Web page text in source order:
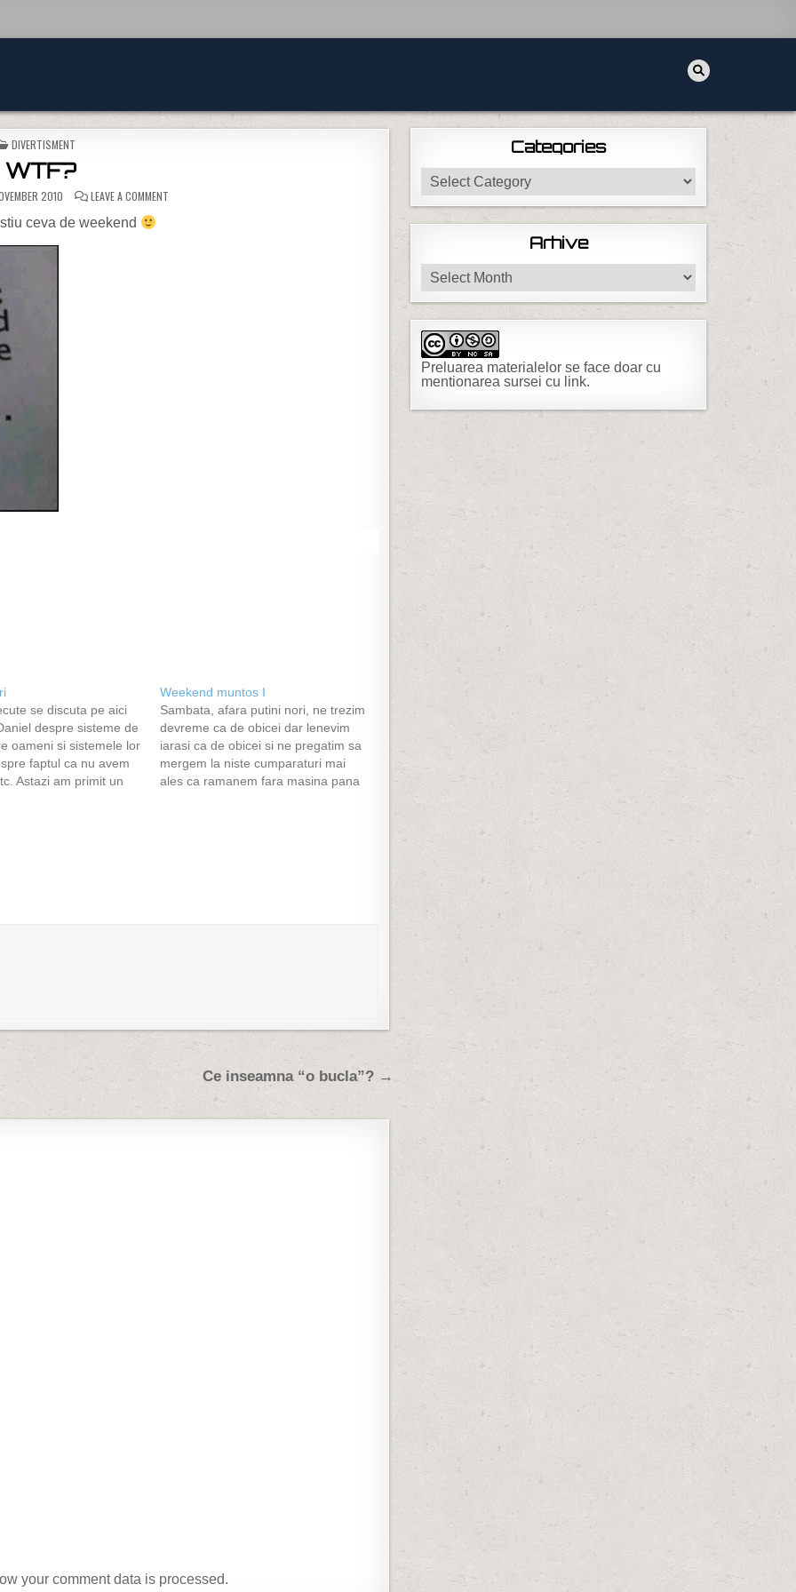
POSTED IN
DIVERTISMENT
WTF?
2010 LEAVE A COMMENTON WTF?
ceva de weekend
se discuta pe aici
despre sisteme de
oameni si sistemele lor
faptul ca nu avem
Astazi am primit un
Weekend muntos I
Sambata, afara putini nori, ne trezim
devreme ca de obicei dar lenevim
iarasi ca de obicei si ne pregatim sa
mergem la niste cumparaturi mai
ales ca ramanem fara masina pana
Ce inseamna “o bucla”? →
your comment data is processed.
Categories
Categories
Arhive
Arhive
Preluarea materialelor se face doar cu
mentionarea sursei cu link.